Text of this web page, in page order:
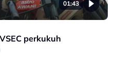
01:43
perkukuh